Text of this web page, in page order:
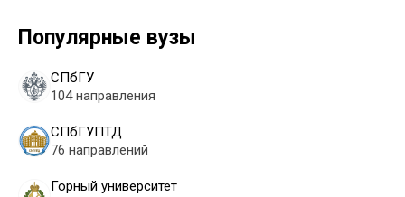
Популярные вузы
СПбГУ
104 направления
СПбГУПТД
76 направлений
Горный университет